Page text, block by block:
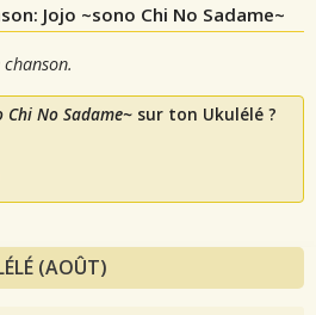
Jojo ~sono Chi No Sadame~
Chi No Sadame~ sur ton Ukulélé ?
(AOÛT)